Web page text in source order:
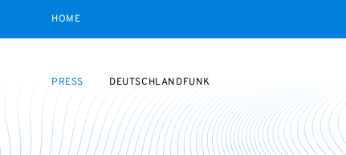
HOME
PRESS DEUTSCHLANDFUNK